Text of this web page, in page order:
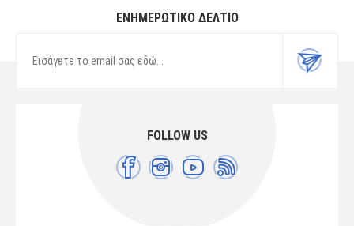
ΕΝΗΜΕΡΩΤΙΚΌ ΔΕΛΤΊΟ
FOLLOW US